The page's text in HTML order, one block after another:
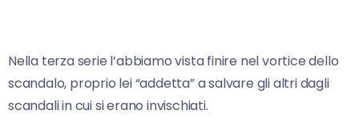
Nella terza serie l’abbiamo vista finire nel vortice dello
scandalo, proprio lei “addetta” a salvare gli altri dagli
scandali in cui si erano invischiati.